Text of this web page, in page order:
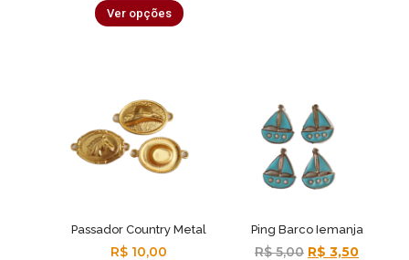
Ver opções
Passador Country Metal
R$ 10,00
Ping Barco Iemanja
R$5,00 R$ 3,50